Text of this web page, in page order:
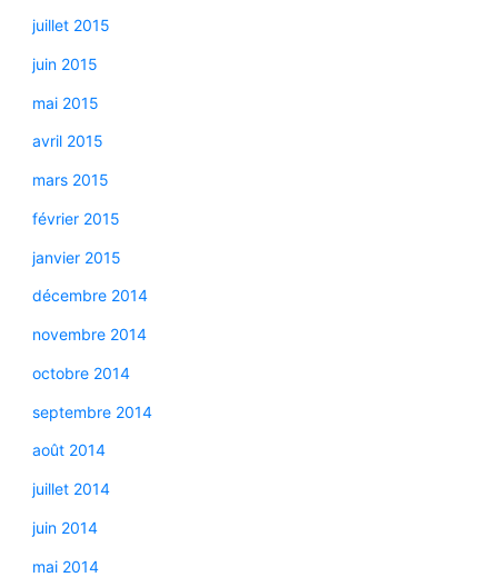
juillet 2015
juin 2015
mai 2015
avril 2015
mars 2015
février 2015
janvier 2015
décembre 2014
novembre 2014
octobre 2014
septembre 2014
août 2014
juillet 2014
juin 2014
mai 2014